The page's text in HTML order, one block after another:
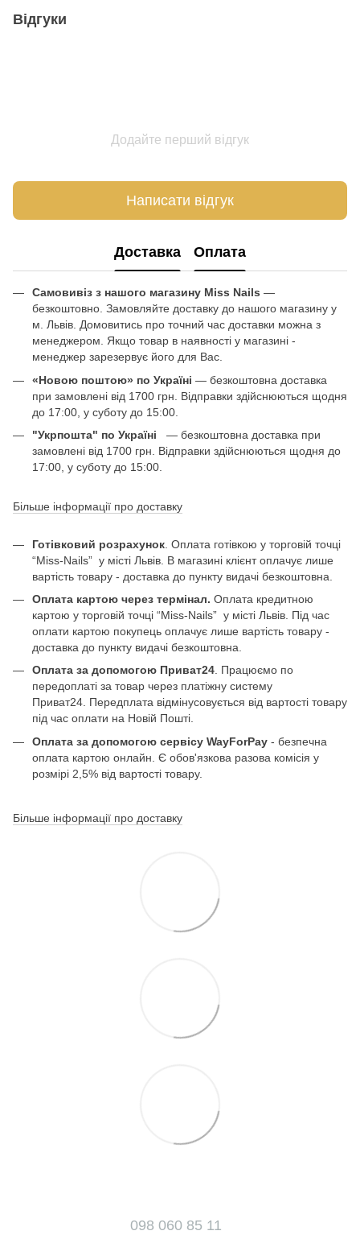
Відгуки
Додайте перший відгук
Написати відгук
Доставка Оплата
Самовивіз з нашого магазину Miss Nails —
безкоштовно. Замовляйте доставку до нашого магазину у
м. Львів. Домовитись про точний час доставки можна з
менеджером. Якщо товар в наявності у магазині -
менеджер зарезервує його для Вас.
«Новою поштою» по Україні — безкоштовна доставка
при замовлені від 1700 грн. Відправки здійснюються щодня
до 17:00, у суботу до 15:00.
"Укрпошта" по Україні
— безкоштовна доставка при
замовлені від 1700 грн. Відправки здійснюються щодня до
17:00, у суботу до 15:00.
Більше інформації про доставку
Готівковий розрахунок . Оплата готівкою у торговій точці
“Miss-Nails” у місті Львів. В магазині клієнт оплачує лише
вартість товару - доставка до пункту видачі безкоштовна.
Оплата картою через термінал. Оплата кредитною
картою у торговій точці “Miss-Nails” у місті Львів. Під час
оплати картою покупець оплачує лише вартість товару -
доставка до пункту видачі безкоштовна.
Оплата за допомогою Приват24. Працюємо по
передоплаті за товар через платіжну систему
Приват24. Передплата відмінусовується від вартості товару
під час оплати на Новій Пошті.
Оплата за допомогою сервісу WayForPay - безпечна
оплата картою онлайн. Є обов'язкова разова комісія у
розмірі 2,5% від вартості товару.
Більше інформації про доставку
098 060 85 11